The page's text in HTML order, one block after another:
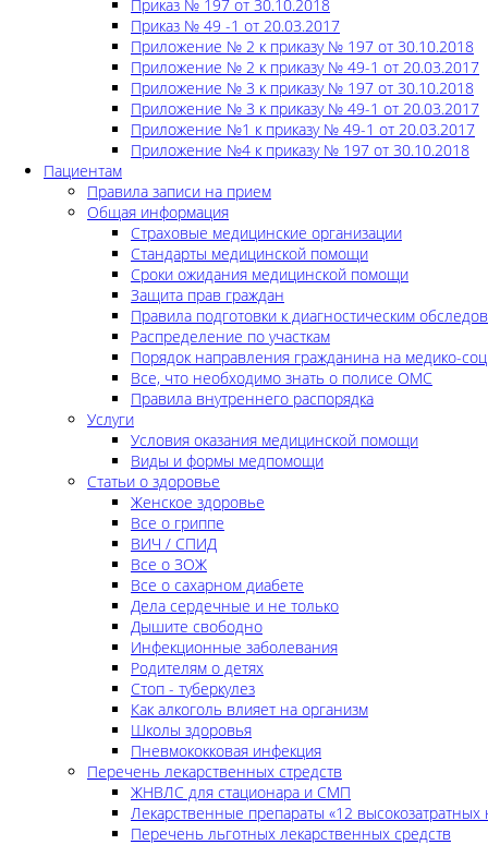
Приказ № 197 от 30.10.2018
Приказ № 49 -1 от 20.03.2017
Приложение № 2 к приказу № 197 от 30.10.2018
Приложение № 2 к приказу № 49-1 от 20.03.2017
Приложение № 3 к приказу № 197 от 30.10.2018
Приложение № 3 к приказу № 49-1 от 20.03.2017
Приложение №1 к приказу № 49-1 от 20.03.2017
Приложение №4 к приказу № 197 от 30.10.2018
Пациентам
Правила записи на прием
Общая информация
Страховые медицинские организации
Стандарты медицинской помощи
Сроки ожидания медицинской помощи
Защита прав граждан
Правила подготовки к диагностическим
Распределение по участкам
Порядок направления гражданина на медико-
Все, что необходимо знать о полисе ОМС
Правила внутреннего распорядка
Услуги
Условия оказания медицинской помощи
Виды и формы медпомощи
Статьи о здоровье
Женское здоровье
Все о гриппе
ВИЧ / СПИД
Все о ЗОЖ
Все о сахарном диабете
Дела сердечные и не только
Дышите свободно
Инфекционные заболевания
Родителям о детях
Стоп - туберкулез
Как алкоголь влияет на организм
Школы здоровья
Пневмококковая инфекция
Перечень лекарственных стредств
ЖНВЛС для стационара и СМП
Лекарственные препараты «12 высокозатратных
Перечень льготных лекарственных средств